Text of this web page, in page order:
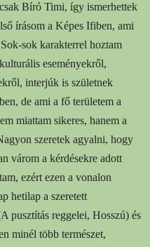
Bíró Timi, így ismerhettek
írásom a Képes Ifiben, ami
sok karakterrel hoztam
eseményekről,
interjúk is születnek
de ami a fő területem a
miattam sikeres, hanem a
szeretek agyalni, hogy
várom a kérdésekre adott
ezért ezen a vonalon
hetilap a szeretett
pusztítás reggelei, Hosszú) és
minél több természet,